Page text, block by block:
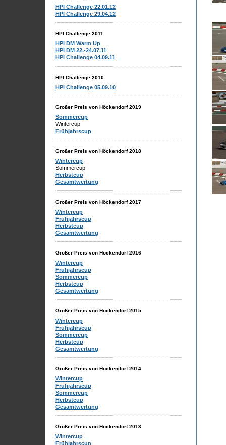
HPI Challenge 22.01.12
HPI Challenge 29.04.12
HPI Challenge 2011
HPI DM Warm Up
HPI DM 22.-24.07.11
HPI Challenge 04.09.11
HPI Challenge 2010
HPI Challenge 05.09.10
Großer Preis von Höckendorf 2019
Sommercup
Wintercup
Frühjahrscup
Großer Preis von Höckendorf 2018
Wintercup
Sommercup
Herbstcup
Gesamtwertung
Großer Preis von Höckendorf 2017
Wintercup
Frühjahrscup
Herbstcup
Gesamtwertung
Großer Preis von Höckendorf 2016
Wintercup
Frühjahrscup
Sommercup
Herbstcup
Gesamtwertung
Großer Preis von Höckendorf 2015
Wintercup
Frühjahrscup
Sommercup
Herbstcup
Gesamtwertung
Großer Preis von Höckendorf 2014
Wintercup
Frühjahrscup
Sommercup
Herbstcup
Gesamtwertung
Großer Preis von Höckendorf 2013
Wintercup
Frühjahrscup